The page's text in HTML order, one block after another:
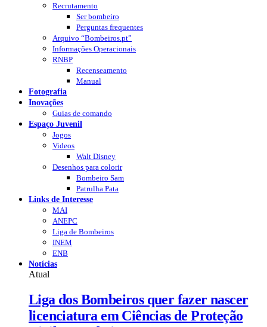
Recrutamento
Ser bombeiro
Perguntas frequentes
Arquivo “Bombeiros.pt”
Informações Operacionais
RNBP
Recenseamento
Manual
Fotografia
Inovações
Guias de comando
Espaço Juvenil
Jogos
Videos
Walt Disney
Desenhos para colorir
Bombeiro Sam
Patrulha Pata
Links de Interesse
MAI
ANEPC
Liga de Bombeiros
INEM
ENB
Notícias
Atual
Liga dos Bombeiros quer fazer nascer
licenciatura em Ciências de Proteção